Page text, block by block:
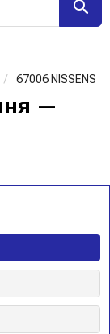
67006 NISSENS
—